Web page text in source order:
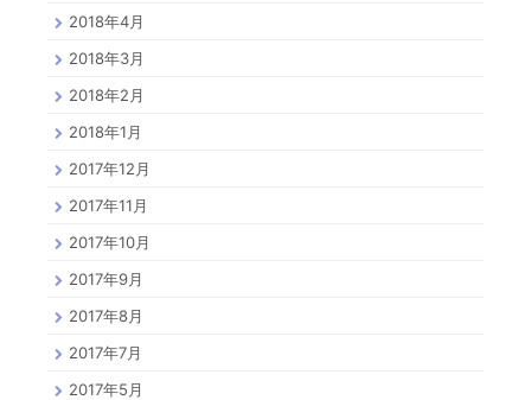
2018年4月
2018年3月
2018年2月
2018年1月
2017年12月
2017年11月
2017年10月
2017年9月
2017年8月
2017年7月
2017年5月